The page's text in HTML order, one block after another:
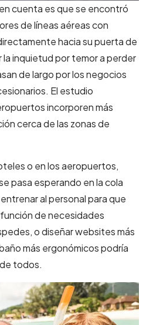
cuenta es que se encontró
de líneas aéreas con
hacia su puerta de
la inquietud por temor a perder
de largo por los negocios
El estudio
incorporen más
cerca de las zonas de
o en los aeropuertos,
pasa esperando en la cola
al personal para que
de necesidades
o diseñar websites más
más ergonómicos podría
todos.